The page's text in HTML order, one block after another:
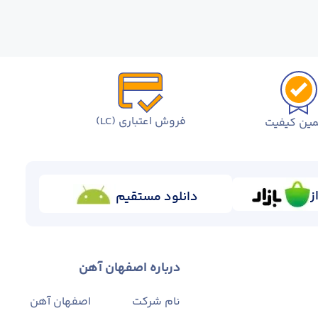
کیفیت فروش اعتباری (LC)
دانلود مستقیم
درباره اصفهان آهن
نام شرکت اصفهان آهن